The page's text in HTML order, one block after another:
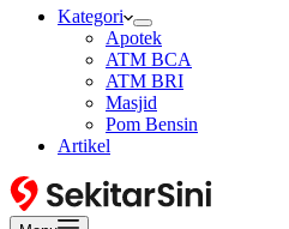
Kategori
Apotek
ATM BCA
ATM BRI
Masjid
Pom Bensin
Artikel